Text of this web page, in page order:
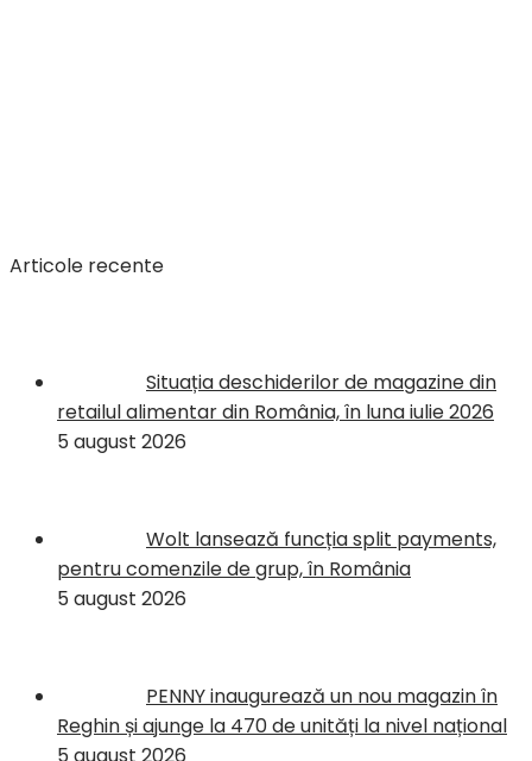
Articole recente
Situația deschiderilor de magazine din
retailul alimentar din România, în luna iulie 2026
5 august 2026
Wolt lansează funcția split payments,
pentru comenzile de grup, în România
5 august 2026
PENNY inaugurează un nou magazin în
Reghin și ajunge la 470 de unități la nivel național
5 august 2026